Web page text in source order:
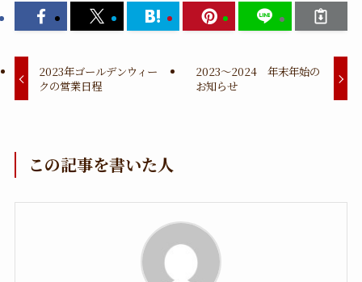
2023年ゴールデンウィー
クの営業日程
2023～2024 年末年始の
お知らせ
この記事を書いた人